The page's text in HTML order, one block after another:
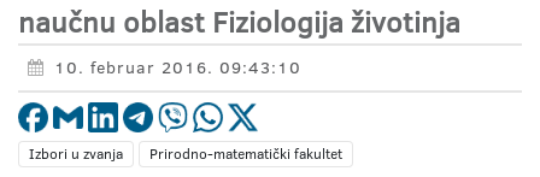
naučnu oblast Fiziologija životinja
10. februar 2016. 09:43:10
Izbori u zvanja Prirodno-matematički fakultet